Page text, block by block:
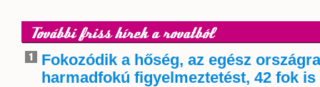
További friss hírek a rovatból
Fokozódik a hőség, az egész
harmadfokú figyelmeztetést, 42 fok is